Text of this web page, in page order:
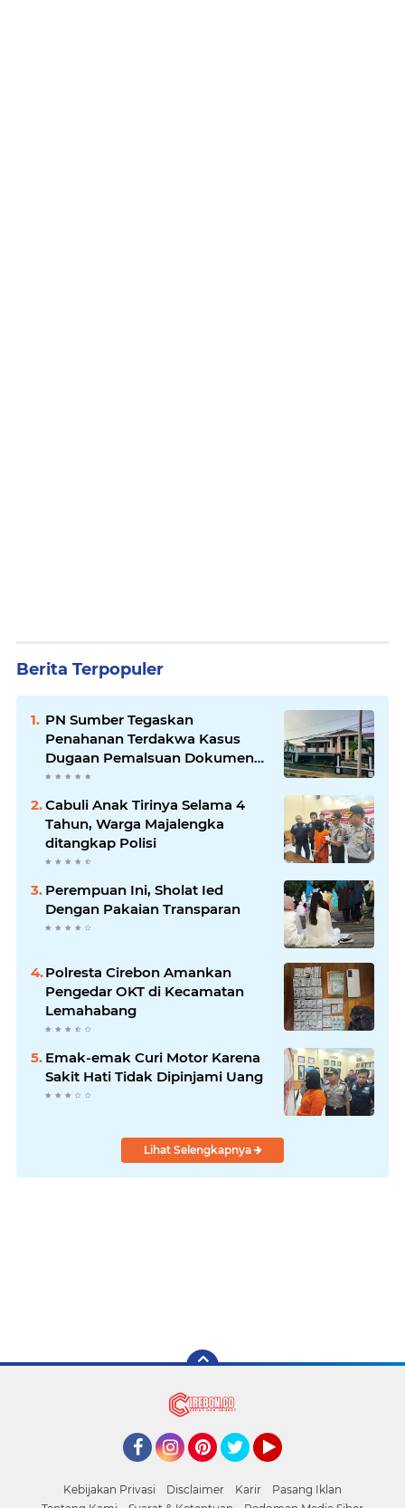
Berita Terpopuler
PN Sumber Tegaskan
Penahanan Terdakwa Kasus
Dugaan Pemalsuan Dokumen
Lahan Sesuai KUHAP
Cabuli Anak Tirinya Selama 4
Tahun, Warga Majalengka
ditangkap Polisi
Perempuan Ini, Sholat Ied
Dengan Pakaian Transparan
Polresta Cirebon Amankan
Pengedar OKT di Kecamatan
Lemahabang
Emak-emak Curi Motor Karena
Sakit Hati Tidak Dipinjami Uang
Lihat Selengkapnya
Kebijakan Privasi Disclaimer Karir
Pasang Iklan